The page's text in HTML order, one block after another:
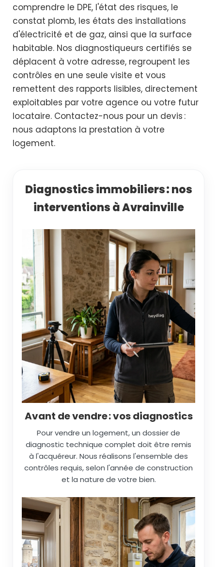
comprendre le DPE, l'état des risques, le
constat plomb, les états des installations
d'électricité et de gaz, ainsi que la surface
habitable. Nos diagnostiqueurs certifiés se
déplacent à votre adresse, regroupent les
contrôles en une seule visite et vous
remettent des rapports lisibles, directement
exploitables par votre agence ou votre futur
locataire. Contactez-nous pour un devis :
nous adaptons la prestation à votre
logement.
Diagnostics immobiliers : nos
interventions à Avrainville
Avant de vendre : vos diagnostics
Pour vendre un logement, un dossier de
diagnostic technique complet doit être remis
à l'acquéreur. Nous réalisons l'ensemble des
contrôles requis, selon l'année de construction
et la nature de votre bien.